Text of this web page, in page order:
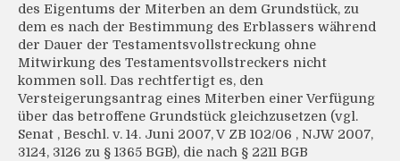
des Eigentums der Miterben an dem Grundstück, zu
dem es nach der Bestimmung des Erblassers während
der Dauer der Testamentsvollstreckung ohne
Mitwirkung des Testamentsvollstreckers nicht
kommen soll. Das rechtfertigt es, den
Versteigerungsantrag eines Miterben einer Verfügung
über das betroffene Grundstück gleichzusetzen (vgl.
Senat , Beschl. v. 14. Juni 2007, V ZB 102/06 , NJW 2007,
3124, 3126 zu § 1365 BGB), die nach § 2211 BGB